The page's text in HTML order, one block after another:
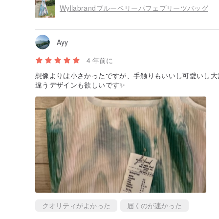
Wyllabrandブルーベリーパフェプリーツバッグ
Ayy
4 年前に
想像よりは小さかったですが、手触りもいいし可愛いし
違うデザインも欲しいです✨
クオリティがよかった 届くのが速かった